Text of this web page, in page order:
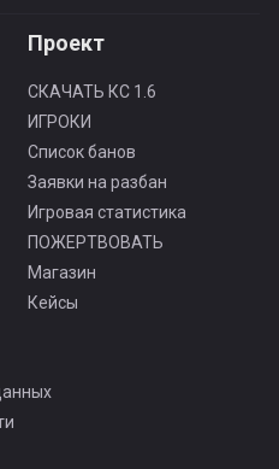
Проект
СКАЧАТЬ КС 1.6
ИГРОКИ
Список банов
Заявки на разбан
Игровая статистика
ПОЖЕРТВОВАТЬ
Магазин
Кейсы